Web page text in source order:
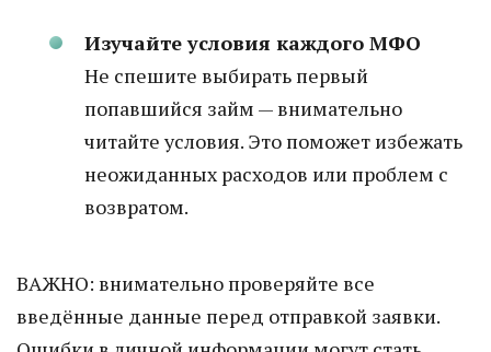
Изучайте условия каждого МФО
Не спешите выбирать первый
попавшийся займ — внимательно
читайте условия. Это поможет избежать
неожиданных расходов или проблем с
возвратом.
ВАЖНО: внимательно проверяйте все
введённые данные перед отправкой заявки.